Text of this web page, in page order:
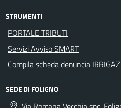
STRUMENTI
PORTALE TRIBUTI
Servizi Avviso SMART
Compila scheda denuncia
SEDE DI FOLIGNO